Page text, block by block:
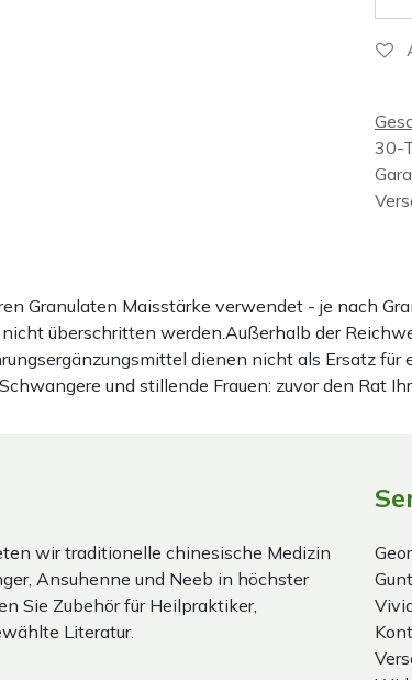
30-
Granulaten Maisstärke verwendet - je nach
überschritten werden.Außerhalb der
dienen nicht als Ersatz
und stillende Frauen: zuvor den Rat
wir traditionelle chinesische Medizin
Ansuhenne und Neeb in höchster
Sie Zubehör für Heilpraktiker,
Literatur.